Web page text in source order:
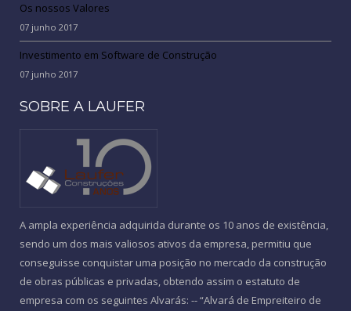
Os nossos Valores
07 junho 2017
Investimento em Software de Construção
07 junho 2017
SOBRE A LAUFER
A ampla experiência adquirida durante os 10 anos de existência,
sendo um dos mais valiosos ativos da empresa, permitiu que
conseguisse conquistar uma posição no mercado da construção
de obras públicas e privadas, obtendo assim o estatuto de
empresa com os seguintes Alvarás: -- “Alvará de Empreiteiro de